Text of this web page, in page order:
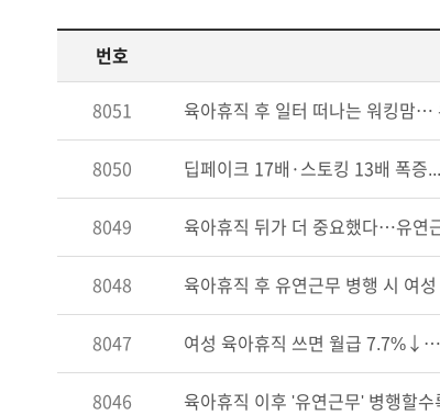
번호
8051 육아휴직 후 일터 떠나는 워킹맘…
8050 딥페이크 17배·스토킹 13배 폭증
8049 육아휴직 뒤가 더 중요했다…유연
8048 육아휴직 후 유연근무 병행 시 여
8047 여성 육아휴직 쓰면 월급
8046 육아휴직 이후 '유연근무' 병행할